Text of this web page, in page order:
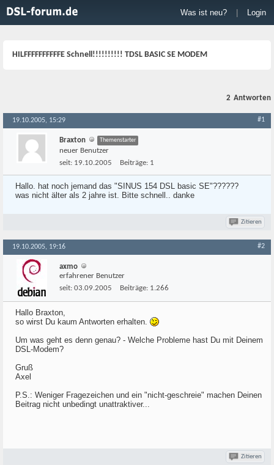
Was ist neu? Login
HILFFFFFFFFFFE Schnell!!!!!!!!!! TDSL BASIC SE MODEM
2 Antworten
19.10.2005, 15:29 #1
Braxton Themenstarter
neuer Benutzer
seit: 19.10.2005 Beiträge: 1
Hallo. hat noch jemand das "SINUS 154 DSL basic SE"??????
was nicht älter als 2 jahre ist. Bitte schnell.. danke
Zitieren
19.10.2005, 19:16 #2
axmo
erfahrener Benutzer
seit: 03.09.2005 Beiträge: 1.266
Hallo Braxton,
so wirst Du kaum Antworten erhalten.
Um was geht es denn genau? - Welche Probleme hast Du mit Deinem
DSL-Modem?
Gruß
Axel
P.S.: Weniger Fragezeichen und ein "nicht-geschreie" machen Deinen
Beitrag nicht unbedingt unattraktiver...
Zitieren